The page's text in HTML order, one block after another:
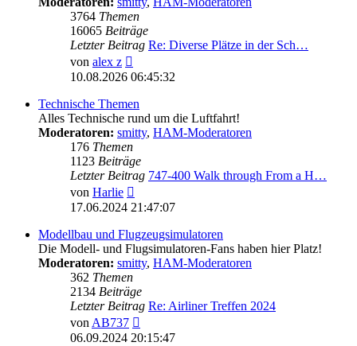
3764 Themen
16065 Beiträge
Letzter Beitrag Re: Diverse Plätze in der Sch…
von alex z
Beitrag
10.08.2026 06:45:32
Technische Themen
Alles Technische rund um die Luftfahrt!
Moderatoren: smitty, HAM-Moderatoren
176 Themen
1123 Beiträge
Letzter Beitrag 747-400 Walk through From a H…
von Harlie
Beitrag
17.06.2024 21:47:07
Modellbau und Flugzeugsimulatoren
Die Modell- und Flugsimulatoren-Fans haben hier Platz!
Moderatoren: smitty, HAM-Moderatoren
362 Themen
2134 Beiträge
Letzter Beitrag Re: Airliner Treffen 2024
vonAB737
Beitrag
06.09.2024 20:15:47